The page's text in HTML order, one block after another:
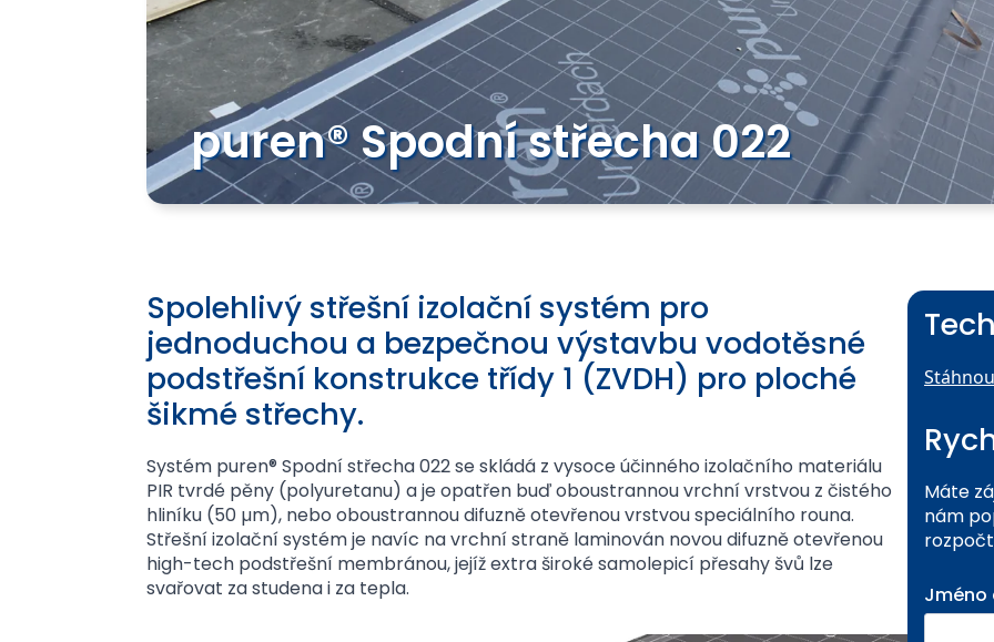
puren® Spodní střecha 022
Spolehlivý střešní izolační systém pro
jednoduchou a bezpečnou výstavbu vodotěsné
podstřešní konstrukce třídy 1 (ZVDH) pro ploché
šikmé střechy.
Systém puren® Spodní střecha 022 se skládá z vysoce účinného izolačního materiálu
PIR tvrdé pěny (polyuretanu) a je opatřen buď oboustrannou vrchní vrstvou z čistého
hliníku (50 µm), nebo oboustrannou difuzně otevřenou vrstvou speciálního rouna.
Střešní izolační systém je navíc na vrchní straně laminován novou difuzně otevřenou
high-tech podstřešní membránou, jejíž extra široké samolepicí přesahy švů lze
svařovat za studena i za tepla.
Máte
nám
Jméno